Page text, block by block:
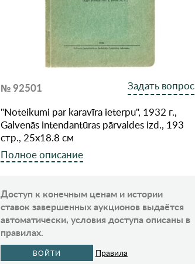
№ 92501
Задать вопрос
"Noteikumi par karavīra ieterpu", 1932 г.,
Galvenās intendantūras pārvaldes izd., 193
стр., 25x18.8 см
Полное описание
Доступ к конечным ценам и истории
ставок завершенных аукционов выдаётся
автоматически, условия доступа описаны в
правилах.
ВОЙТИ Правила